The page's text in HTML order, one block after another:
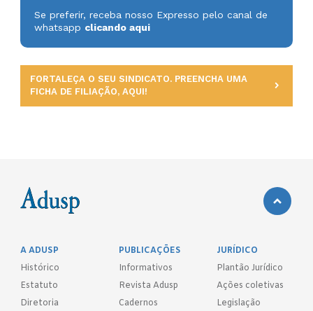
Se preferir, receba nosso Expresso pelo canal de
whatsapp clicando aqui
FORTALEÇA O SEU SINDICATO. PREENCHA UMA
FICHA DE FILIAÇÃO, AQUI!
A ADUSP
Histórico
Estatuto
Diretoria
PUBLICAÇÕES
Informativos
Revista Adusp
Cadernos
JURÍDICO
Plantão Jurídico
Ações coletivas
Legislação